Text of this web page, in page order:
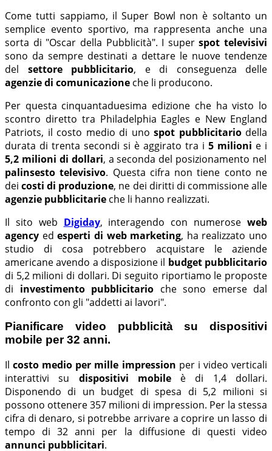
Come tutti sappiamo, il Super Bowl non è soltanto un
semplice evento sportivo, ma rappresenta anche una
sorta di "Oscar della Pubblicità". I superspot televisivi
sono da sempre destinati a dettare le nuove tendenze
del settore pubblicitario, e di conseguenza delle
agenzie di comunicazione che li producono.
Per questa cinquantaduesima edizione che ha visto lo
scontro diretto tra Philadelphia Eagles e New England
Patriots, il costo medio di uno spot pubblicitariodella
durata di trenta secondi si è aggirato tra i 5 milioni e i
5,2 milioni di dollari, a seconda del posizionamento nel
palinsesto televisivo. Questa cifra non tiene conto ne
deicosti di produzione, ne dei diritti di commissione alle
agenzie pubblicitarie che li hanno realizzati.
Il sito web Digiday, interagendo con numeroseweb
agency edesperti di web marketing, ha realizzato uno
studio di cosa potrebbero acquistare le aziende
americane avendo a disposizione il budget pubblicitario
di 5,2 milioni di dollari. Di seguito riportiamo le proposte
di investimento pubblicitario che sono emerse dal
confronto con gli "addetti ai lavori".
Pianificare video pubblicità su dispositivi
mobile per 32 anni.
Ilcosto medio per mille impression per i video verticali
interattivi su dispositivi mobileè di 1,4 dollari.
Disponendo di un budget di spesa di 5,2 milioni si
possono ottenere 357 milioni di impression. Per la stessa
cifra di denaro, si potrebbe arrivare a coprire un lasso di
tempo di 32 anni per la diffusione di questi video
annunci pubblicitari.